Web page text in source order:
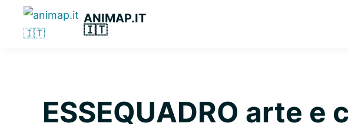
Passa
Passa
Passa
ANIMAP.IT
🇮🇹
ESSEQUADRO arte e